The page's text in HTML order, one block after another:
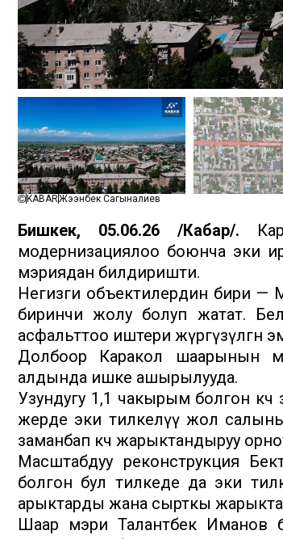
KABARЖээнбек Сагыналиев
Бишкек, 05.06.26 /Кабар/.
модернизациялоо боюнча эки
мэриядан билдиришти.
Негизги объектилердин бири —
биринчи жолу болуп жатат.
асфальттоо иштери жүргүзүлгөн
Долбоор Каракол шаарынын
алдында ишке ашырылууда.
Узундугу 1,1 чакырым болгон
жерде эки тилкелүү жол
заманбап көчө жарыктандыруу
Масштабдуу реконструкция
болгон бул тилкеде да эки
арыктарды жана сырткы
Шаар мэри Талантбек Иманов